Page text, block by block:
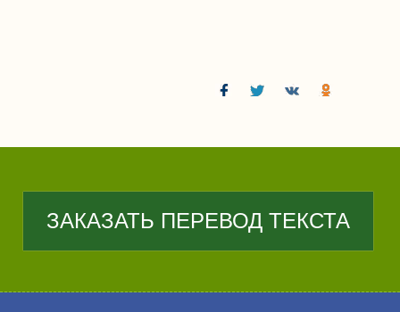
ЗАКАЗАТЬ ПЕРЕВОД ТЕКСТА